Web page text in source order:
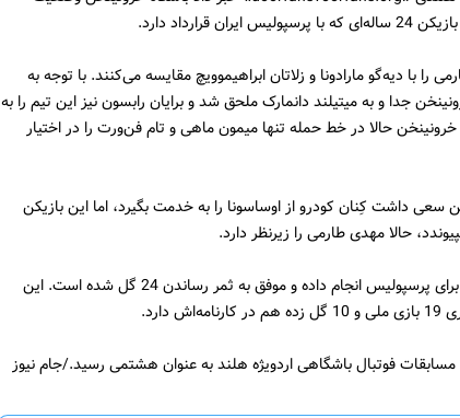
قرارداد دارد.
را با دیه‌گو مارادونا و زلاتان ابراهیموویچ مقایسه می‌کنند. با توجه به
جدا و به میتیلند دانمارک ملحق شد و برایان رابسون نیز این تیم را به
حالا در خط حمله تنها میمون ماهی و تام فن‌ورت را در اختیار
داشت کِنان کودرو از اوساسونا را به خدمت بگیرد، اما این بازیکن
حالا مهدی طارمی را زیرنظر دارد.
طارمی فصل گذشته 37 بازی برای پرسپولیس انجام داده و موفق به ثمر رساندن 24 گل شده است. این